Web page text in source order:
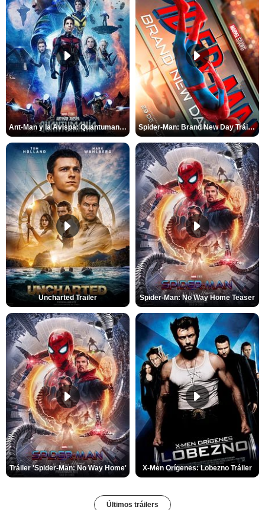
Ant-Man y la Avispa: Quantumanía Tráiler (2) Spider-Man: Brand New Day Tráiler (3)
Uncharted Trailer Spider-Man: No Way Home Teaser
Tráiler 'Spider-Man: No Way Home' X-Men Orígenes: Lobezno Tráiler
Últimos tráilers